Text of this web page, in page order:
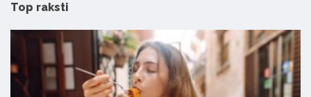
Top raksti